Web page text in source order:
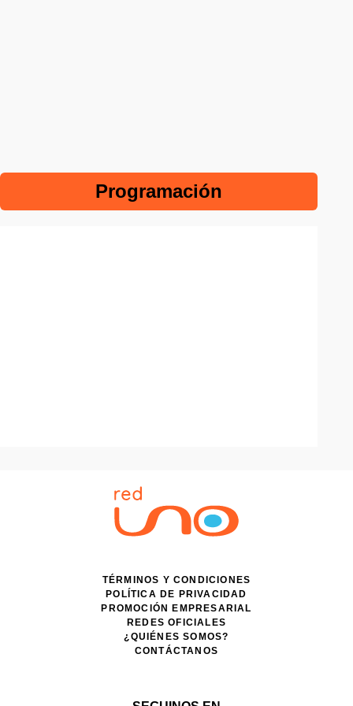
Programación
TÉRMINOS Y CONDICIONES
POLÍTICA DE PRIVACIDAD
PROMOCIÓN EMPRESARIAL
REDES OFICIALES
¿QUIÉNES SOMOS?
CONTÁCTANOS